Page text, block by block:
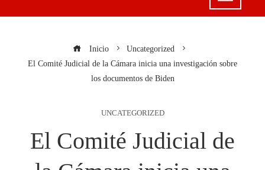
Inicio
Uncategorized
El Comité Judicial de la Cámara inicia una investigación sobre
los documentos de Biden
UNCATEGORIZED
El Comité Judicial de